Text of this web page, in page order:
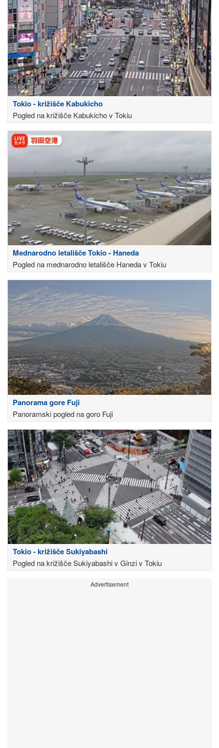
Tokio - križišče Kabukicho
Pogled na križišče Kabukicho v Tokiu
Mednarodno letališče Tokio - Haneda
Pogled na mednarodno letališče Haneda v Tokiu
Panorama gore Fuji
Panoramski pogled na goro Fuji
Tokio - križišče Sukiyabashi
Pogled na križišče Sukiyabashi v Ginzi v Tokiu
Advertisement